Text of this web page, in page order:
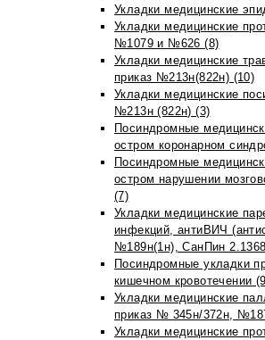
Укладки медицинские
Укладки медицинские
№1079 и №626 (8)
Укладки медицинские
приказ №213н(822н) (10)
Укладки медицинские
№213н (822н) (3)
Посиндромные
остром коронарном
Посиндромные
остром нарушении
(7)
Укладки медицинские
инфекций, антиВИЧ
№189н(1н), СанПин
Посиндромные укладки
кишечном кровотечении
Укладки медицинские
приказ № 345н/372н,
Укладки медицинские